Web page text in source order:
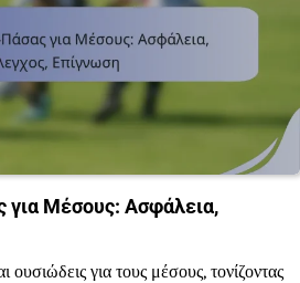
για Μέσους: Ασφάλεια,
ουσιώδεις για τους μέσους, τονίζοντας